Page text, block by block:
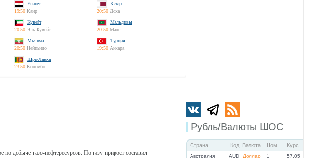
Египет
19:50 Каир
Катар
20:50 Доха
Кувейт
20:50 Эль-Кувейт
Мальдивы
20:50 Мале
Мьянма
20:50 Нейпьидо
Турция
19:50 Анкара
Шри-Ланка
23:50 Коломбо
Рубль/Валюты ШОС
Страна Код Валюта Ном. Курс
Австралия AUD Доллар 1
57.05
добыче газо-нефтересурсов. По газу прирост составил